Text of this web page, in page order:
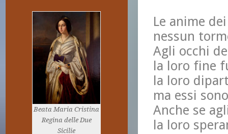
Beata Maria Cristina
Regina delle Due
Sicilie
Le anime
nessun
Agli occhi
la loro fine
la loro
ma essi
Anche se
la loro